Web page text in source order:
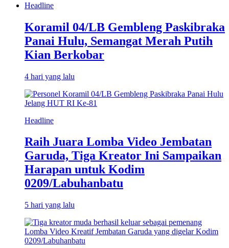
Headline
Koramil 04/LB Gembleng Paskibraka
Panai Hulu, Semangat Merah Putih
Kian Berkobar
4 hari yang lalu
Headline
Raih Juara Lomba Video Jembatan
Garuda, Tiga Kreator Ini Sampaikan
Harapan untuk Kodim
0209/Labuhanbatu
5 hari yang lalu